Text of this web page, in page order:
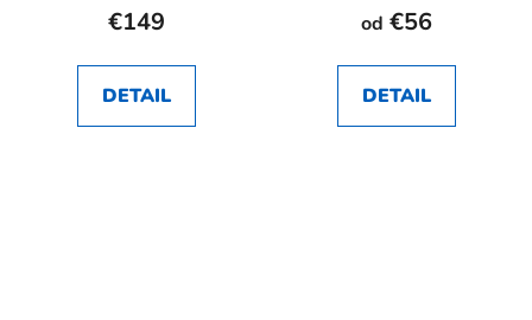
€149
DETAIL
od €56
DETAIL